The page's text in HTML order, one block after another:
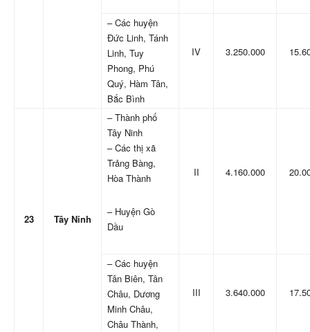
– Các huyện
Đức Linh, Tánh
Linh, Tuy
Phong, Phú
Quý, Hàm Tân,
Bắc Bình
IV 3.250.000
23 Tây Ninh
– Thành phố
Tây Ninh
– Các thị xã
Trảng Bàng,
Hòa Thành
– Huyện Gò
Dầu
II 4.160.000
– Các huyện
Tân Biên, Tân
Châu, Dương
Minh Châu,
Châu Thành,
III 3.640.000